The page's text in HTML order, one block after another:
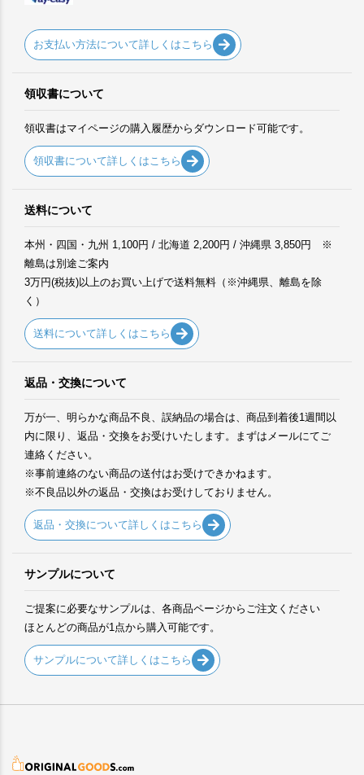
お支払い方法について詳しくはこちら
領収書について
領収書はマイページの購入履歴からダウンロード可能です。
領収書について詳しくはこちら
送料について
本州・四国・九州 1,100円 / 北海道 2,200円 / 沖縄県 3,850円 ※
離島は別途ご案内
3万円(税抜)以上のお買い上げで送料無料（※沖縄県、離島を除
く）
送料について詳しくはこちら
返品・交換について
万が一、明らかな商品不良、誤納品の場合は、商品到着後1週間以
内に限り、返品・交換をお受けいたします。まずはメールにてご
連絡ください。
※事前連絡のない商品の送付はお受けできかねます。
※不良品以外の返品・交換はお受けしておりません。
返品・交換について詳しくはこちら
サンプルについて
ご提案に必要なサンプルは、各商品ページからご注文ください
ほとんどの商品が1点から購入可能です。
サンプルについて詳しくはこちら